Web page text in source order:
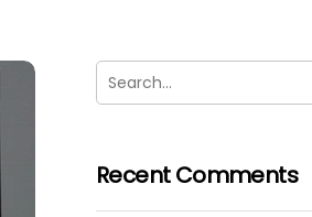
Recent Comments